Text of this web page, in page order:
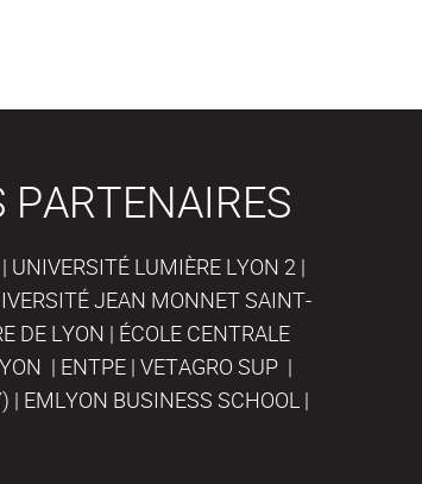
UNIVERSITÉ LUMIÈRE LYON 2 |
JEAN MONNET SAINT-
DE LYON | ÉCOLE CENTRALE
| ENTPE | VETAGRO SUP |
| EMLYON BUSINESS SCHOOL |